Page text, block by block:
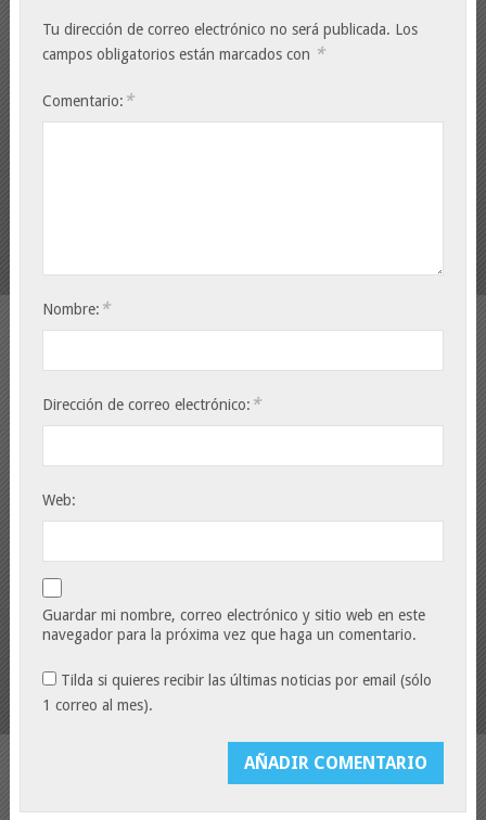
Tu dirección de correo electrónico no será publicada. Los
campos obligatorios están marcados con *
Comentario: *
Nombre: *
Dirección de correo electrónico: *
Web:
Guardar mi nombre, correo electrónico y sitio web en este
navegador para la próxima vez que haga un comentario.
Tilda si quieres recibir las últimas noticias por email (sólo
1 correo al mes).